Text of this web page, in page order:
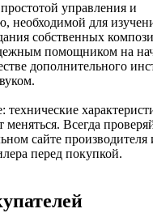
управления и
необходимой для
собственных
помощником на
дополнительного
технические
меняться. Всегда
сайте производителя
перед покупкой.